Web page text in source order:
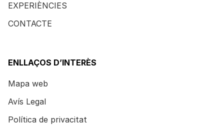
EXPERIÈNCIES
CONTACTE
ENLLAÇOS D’INTERÈS
Mapa web
Avís Legal
Política de privacitat